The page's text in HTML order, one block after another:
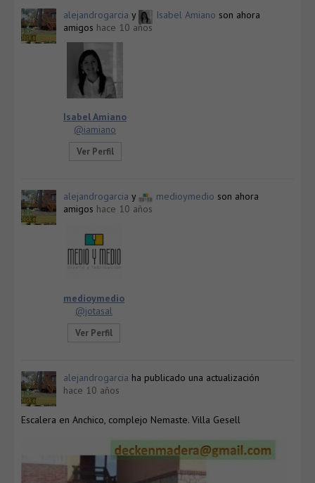
alejandrogarcia y Isabel Amiano son ahora
amigos hace 10 años
Isabel Amiano
@iamiano
Ver Perfil
alejandrogarcia y medioymedio son ahora
amigos hace 10 años
medioymedio
@jotasal
Ver Perfil
alejandrogarcia ha publicado una actualización
hace 10 años
Escalera en Anchico, complejo Nemaste. Villa Gesell